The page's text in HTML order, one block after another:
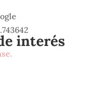
interés